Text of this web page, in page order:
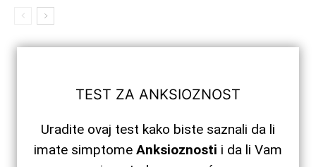
TEST ZA ANKSIOZNOST
Uradite ovaj test kako biste saznali da li
imate simptome Anksioznosti i da li Vam